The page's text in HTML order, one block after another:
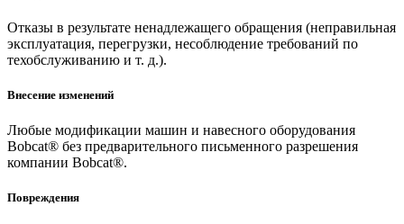
Отказы в результате ненадлежащего обращения (неправильная
эксплуатация, перегрузки, несоблюдение требований по
техобслуживанию и т. д.).
Внесение изменений
Любые модификации машин и навесного оборудования
Bobcat® без предварительного письменного разрешения
компании Bobcat®.
Повреждения